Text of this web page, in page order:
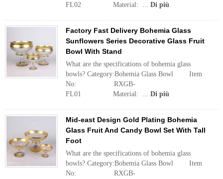
FL02 Material: ... Di più
Factory Fast Delivery Bohemia Glass
Sunflowers Series Decorative Glass Fruit
Bowl With Stand
What are the specifications of bohemia glass
bowls? Category:Bohemia Glass Bowl Item
No: RXGB-
FL01 Material: ... Di più
Mid-east Design Gold Plating Bohemia
Glass Fruit And Candy Bowl Set With Tall
Foot
What are the specifications of bohemia glass
bowls? Category:Bohemia Glass Bowl Item
No: RXGB-